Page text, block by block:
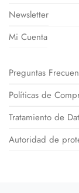
Newsletter
Mi Cuenta
Preguntas
Políticas de
Tratamiento de
Autoridad de